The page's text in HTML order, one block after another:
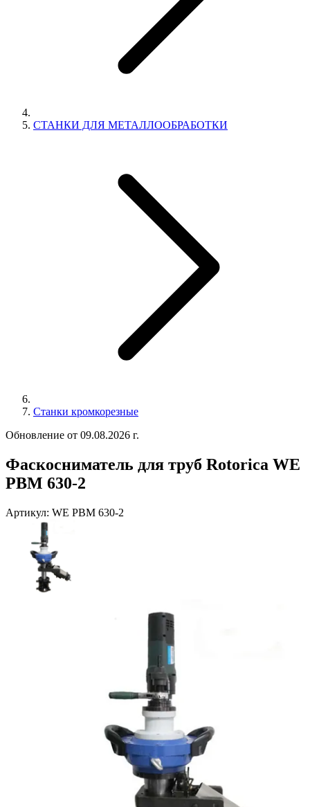
СТАНКИ ДЛЯ МЕТАЛЛООБРАБОТКИ
Станки кромкорезные
Обновление от 09.08.2026 г.
Фаскосниматель для труб Rotorica WE
PBM 630-2
Артикул: WE PBM 630-2